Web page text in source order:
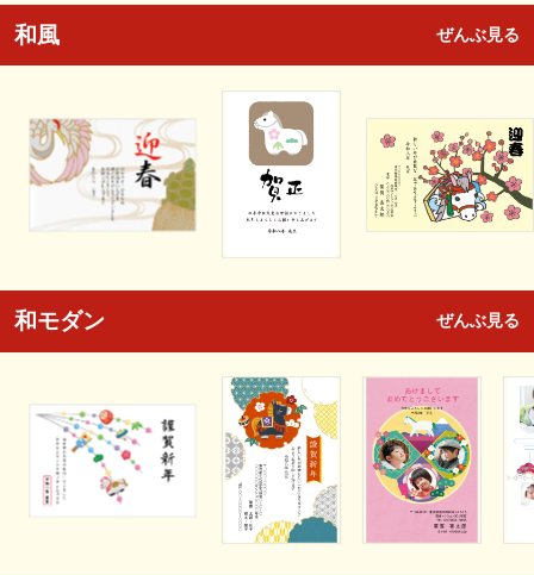
和風 ぜんぶ見る
和モダン ぜんぶ見る